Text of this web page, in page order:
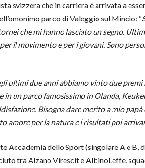
svizzera che in carriera è arrivata a
parco di Valeggio sul Mincio: “
che mi hanno lasciato un segno.
il movimento e per i giovani. Sono
ultimi due anni abbiamo vinto due premi
in un parco famosissimo in Olanda,
Bisogna dare merito a mio
amore per la natura e i risultati poi
dello Sport (singolare A e B,
tra Alzano Virescit e AlbinoLeffe,